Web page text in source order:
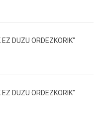
DUZU ORDEZKORIK"
DUZU ORDEZKORIK"